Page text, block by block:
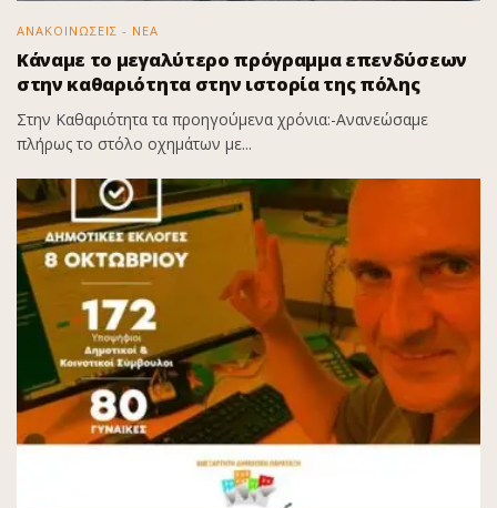
ΑΝΑΚΟΙΝΩΣΕΙΣ - ΝΕΑ
Κάναμε το μεγαλύτερο πρόγραμμα επενδύσεων
στην καθαριότητα στην ιστορία της πόλης
Στην Καθαριότητα τα προηγούμενα χρόνια:-Ανανεώσαμε
πλήρως το στόλο οχημάτων με...